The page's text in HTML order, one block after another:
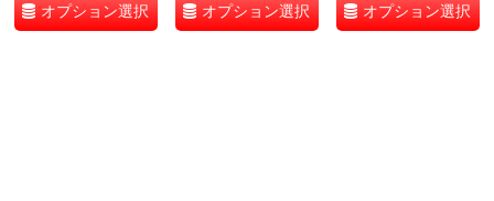
オプション選択 オプション選択 オプション選択